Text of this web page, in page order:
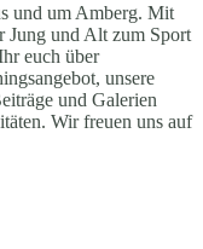
und um Amberg. Mit
Jung und Alt zum Sport
euch über
unsere
und Galerien
Wir freuen uns auf